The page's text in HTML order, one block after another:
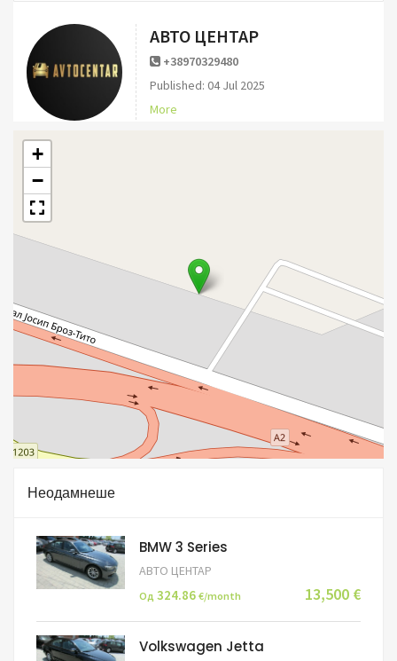
АВТО ЦЕНТАР
+38970329480
Published: 04 Jul 2025
More
+
−
Неодамнеше
BMW 3 Series
АВТО ЦЕНТАР
Од 324.86 €/month 13,500 €
Volkswagen Jetta